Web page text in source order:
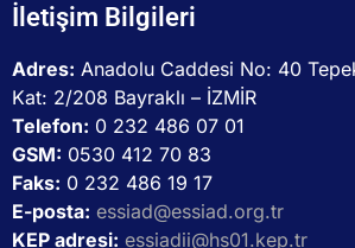
İletişim Bilgileri
Adres: Anadolu Caddesi No: 40
Kat: 2/208 Bayraklı – İZMİR
Telefon: 0 232 486 07 01
GSM: 0530 412 70 83
Faks: 0 232 486 19 17
E-posta: essiad@essiad.org.tr
KEP adresi: essiadii@hs01.kep.tr